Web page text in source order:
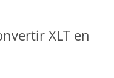
XLT en